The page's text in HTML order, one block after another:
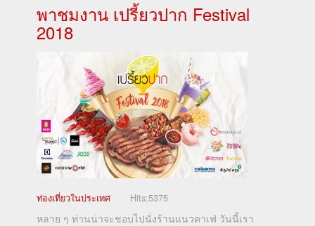
พาชมงาน เปรี้ยวปาก Festival
2018
ท่องเที่ยวในประเทศ Hits:5375
หลาย ๆ ท่านน่าจะชอบไปนั่งร้านแนวคาเฟ่ วันนี้เรา